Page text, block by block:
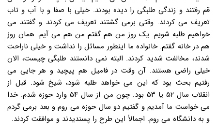
قم رفتند و زندگی طلبگی را دیده بودند. خیلی با صفا و با آب و تاب
تعریف می کردند. وقتی برمی گشتند تعریف می کردند و گفتند می
خواهیم طلبه شویم. یک روز من هم گفتم من هم می آیم. همان روز
هم در خانه گفتم. خانواده ما اینطور مسائل را نداشت و خیلی ناراحت
شدند، مخالفت شدید کردند. البته نمی دانستند طلبگی چیست، الان
خیلی راضی هستند. آن وقت در فامیل هم پیچید و هر جایی می
رفتیم بحث بود که این می خواهد طلبه شود، شیخ شود. قبل از
انقلاب سال ۵۲ یا ۵۳ بود. چون من از سال ۵۴ وارد حوزه شدم. خدا
می خواست ما آمدیم و گفتیم دو سال حوزه می روم و بعد برمی گردم
و به دانشگاه می روم. اجمالاً این طرح را پسندیدند و موافقت کردند.